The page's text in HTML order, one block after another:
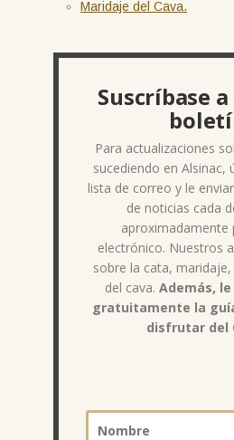
Maridaje del Cava.
Suscríbase
Para actualizaciones
sucediendo en Alsinac,
lista de correo y le
de noticias cada
aproximadamente
electrónico. Nuestros
sobre la cata,
del cava. Además,
gratuitamente la
disfrutar del